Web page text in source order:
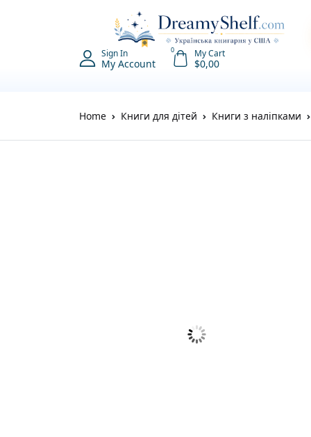
Sign In
My Account
0 My Cart
$0,00
Home Книги для дітей Книги з наліпками